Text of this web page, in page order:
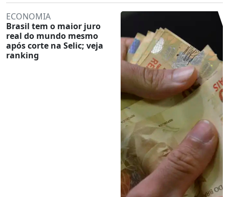
ECONOMIA
Brasil tem o maior juro
real do mundo mesmo
após corte na Selic; veja
ranking